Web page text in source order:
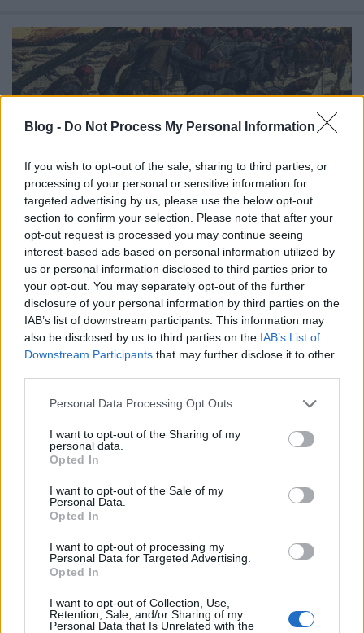
Blog - Do Not Process My Personal Information
If you wish to opt-out of the sale, sharing to third parties, or
processing of your personal or sensitive information for
targeted advertising by us, please use the below opt-out
section to confirm your selection. Please note that after your
opt-out request is processed you may continue seeing
interest-based ads based on personal information utilized by
us or personal information disclosed to third parties prior to
your opt-out. You may separately opt-out of the further
disclosure of your personal information by third parties on the
IAB’s list of downstream participants. This information may
also be disclosed by us to third parties on the IAB’s List of
Downstream Participants that may further disclose it to other
Please note that this website/app uses one or more Google
not limited to your visit or usage behaviour. You may click to
grant or deny consent to Google and its third-party tags to
use your data for below specified purposes in below Google
consent section.
Personal Data Processing Opt Outs
I want to opt-out of the Sharing of my
personal data.
Opted In
I want to opt-out of the Sale of my
Personal Data.
Opted In
I want to opt-out of processing my
Personal Data for Targeted Advertising.
Opted In
I want to opt-out of Collection, Use,
Retention, Sale, and/or Sharing of my
Personal Data that Is Unrelated with the
Az utolsó feketehimlő-járvány
Európában
Fónagy Zoltán 2020. május 08.
Pestis, feketehimlő, kolera, spanyolnátha - a járványok
végigkísérték, sőt olykor alakították az emberiség
történelmét. Az utóbbi ...